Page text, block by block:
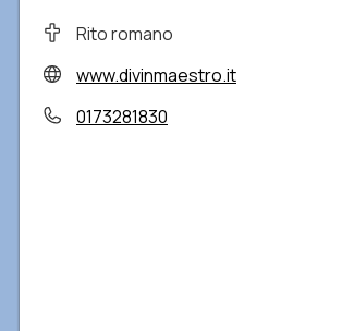
Rito romano
www.divinmaestro.it
0173281830